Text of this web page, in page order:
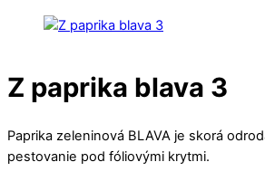
Z paprika blava 3
Paprika zeleninová BLAVA je skorá
pestovanie pod fóliovými krytmi.